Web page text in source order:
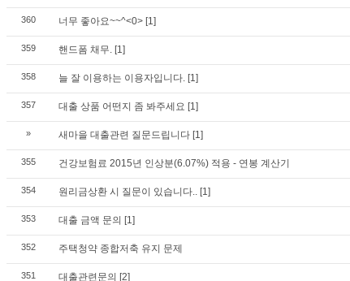
360 너무 좋아요~~^<0> [1]
359 핸드폼 채무. [1]
358 늘 잘 이용하는 이용자입니다. [1]
357 대출 상품 어떤지 좀 봐주세요 [1]
» 새마을 대출관련 질문드립니다 [1]
355 건강보험료 2015년 인상분(6.07%) 적용 - 연봉 계산기
354 원리금상환 시 질문이 있습니다.. [1]
353 대출 금액 문의 [1]
352 주택청약 종합저축 유지 문제
351 대출관련문의 [2]